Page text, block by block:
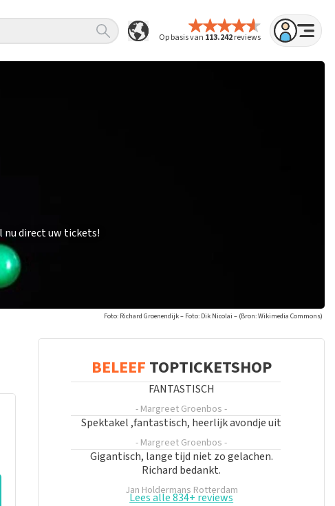
Op basis van 113.242reviews
nu direct uw tickets!
Foto: Richard Groenendijk – Foto: Dik Nicolai – (Bron: Wikimedia Commons)
BELEEF TOPTICKETSHOP
FANTASTISCH
- Margreet Groenbos -
Spektakel ,fantastisch, heerlijk avondje uit
- Margreet Groenbos -
Gigantisch, lange tijd niet zo gelachen.
Richard bedankt.
Jan Holdermans Rotterdam
Lees alle 834+ reviews